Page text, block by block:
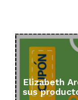
Elizabeth
sus